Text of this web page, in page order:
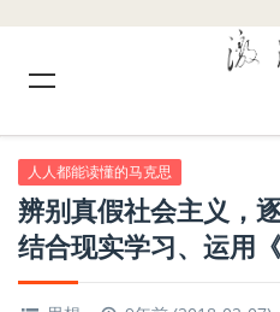
人人都能读懂的马克思
辨别真假社会主义，
结合现实学习、运用